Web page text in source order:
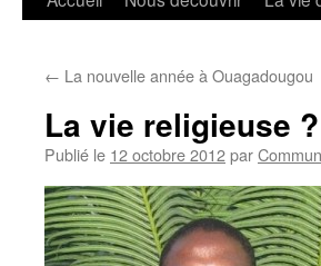
← La nouvelle année à Ouagadougou
La vie religieuse ?
Publié le 12 octobre 2012par